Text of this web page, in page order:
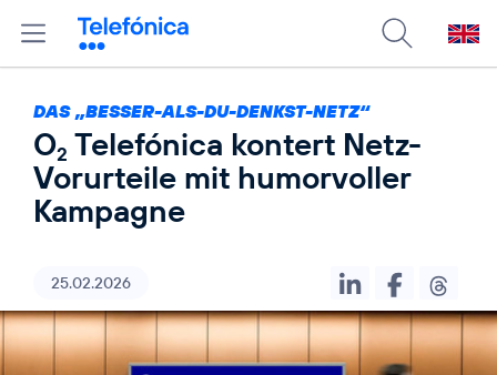
DAS „BESSER-ALS-DU-DENKST-NETZ“
O2 Telefónica kontert Netz-
Vorurteile mit humorvoller
Kampagne
25.02.2026